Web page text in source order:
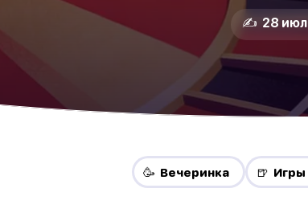
✍️ 28
🥳 Вечеринка 🍺